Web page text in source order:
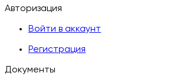
Авторизация
Войти в аккаунт
Регистрация
Документы